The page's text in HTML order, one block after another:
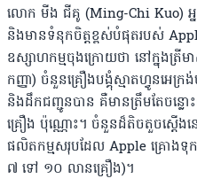
លោក មីង ជីគូ (Ming-Chi Kuo) អ្នក
និងមានទំនុកចិត្តខ្ពស់បំផុតរបស់
ឧស្សាហកម្មចុងក្រោយថា នៅក្នុងត្រី
កញ្ញា) ចំនួនគ្រឿងបង្គុំស្មាតហ្វូនអេ
និងដឹកជញ្ជូនបាន គឺមានត្រឹមតែច
គ្រឿង ប៉ុណ្ណោះ។ ចំនួនដ៏តិចតួចស្តើង
ផលិតកម្មសរុបដែល Apple គ្រោងទុក
៧ ទៅ ១០ លានគ្រឿង)។